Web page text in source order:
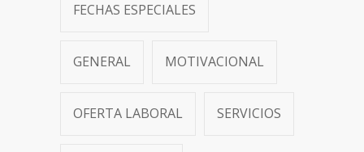
FECHAS ESPECIALES
GENERAL MOTIVACIONAL
OFERTA LABORAL SERVICIOS